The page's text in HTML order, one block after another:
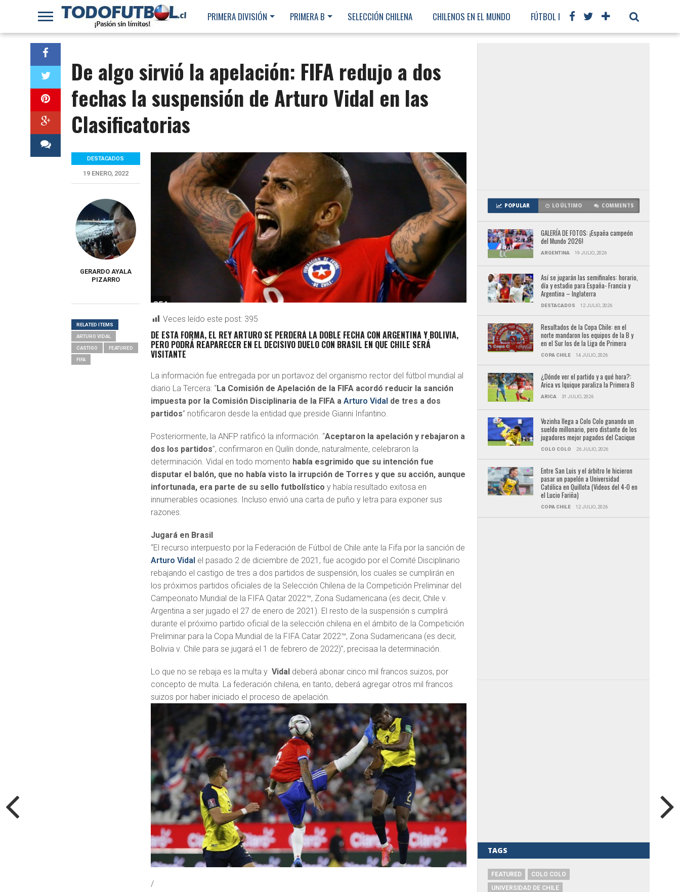
PRIMERA DIVISIÓN PRIMERA B SELECCIÓN CHILENA CHILENOS EN EL MUNDO FÚTBOL INTERNACIONAL
De algo sirvió la apelación: FIFA redujo a dos
fechas la suspensión de Arturo Vidal en las
Clasificatorias
Veces leído este post: 395
DE ESTA FORMA, EL REY ARTURO SE PERDERÁ LA DOBLE FECHA CON ARGENTINA Y BOLIVIA,
PERO PODRÁ REAPARECER EN EL DECISIVO DUELO CON BRASIL EN QUE CHILE SERÁ
VISITANTE
La información fue entregada por un portavoz del organismo rector del fútbol mundial al
diario La Tercera: “La Comisión de Apelación de la FIFA acordó reducir la sanción
impuesta por la Comisión Disciplinaria de la FIFA aArturo Vidal de tres a dos
partidos” notificaron desde la entidad que preside Gianni Infantino.
Posteriormente, la ANFP ratificó la información. “Aceptaron la apelación y rebajaron a
dos los partidos”, confirmaron en Quilín donde, naturalmente, celebraron la
determinación. Vidal en todo momento había esgrimido que su intención fue
disputar el balón, que no había visto la irrupción de Torres y que su acción, aunque
infortunada, era parte de su sello futbolístico y había resultado exitosa en
innumerables ocasiones. Incluso envió una carta de puño y letra para exponer sus
razones.
Jugará en Brasil
“El recurso interpuesto por la Federación de Fútbol de Chile ante la Fifa por la sanción de
Arturo Vidal el pasado 2 de diciembre de 2021, fue acogido por el Comité Disciplinario
rebajando el castigo de tres a dos partidos de suspensión, los cuales se cumplirán en
los próximos partidos oficiales de la Selección Chilena de la Competición Preliminar del
Campeonato Mundial de la FIFA Qatar 2022™️, Zona Sudamericana (es decir, Chile v.
Argentina a ser jugado el 27 de enero de 2021). El resto de la suspensión s cumplirá
durante el próximo partido oficial de la selección chilena en el ámbito de la Competición
Preliminar para la Copa Mundial de la FIFA Catar 2022™️, Zona Sudamericana (es decir,
Bolivia v. Chile para se jugará el 1 de febrero de 2022)”, precisaa la determinación.
Lo que no se rebaja es la multa yVidal deberá abonar cinco mil francos suizos, por
concepto de multa. La federación chilena, en tanto, deberá agregar otros mil francos
suizos por haber iniciado el proceso de apelación.
/
DESTACADOS
19 ENERO, 2022
GERARDO AYALA
PIZARRO
RELATED ITEMS
ARTURO VIDAL
CASTIGO FEATURED
FIFA
POPULAR LO ÚLTIMO COMMENTS
GALERÍA DE FOTOS: ¡España campeón
del Mundo 2026!
ARGENTINA 19 JULIO, 2026
Así se jugarán las semifinales: horario,
día y estadio para España- Francia y
Argentina – Inglaterra
DESTACADOS 12 JULIO, 2026
Resultados de la Copa Chile: en el
norte mandaron los equipos de la B y
en el Sur los de la Liga de Primera
COPA CHILE 14 JULIO, 2026
¿Dónde ver el partido y a qué hora?:
Arica vs Iquique paraliza la Primera B
ARICA 31 JULIO, 2026
Vozinha llega a Colo Colo ganando un
sueldo millonario, pero distante de los
jugadores mejor pagados del Cacique
COLO COLO 26 JULIO, 2026
Entre San Luis y el árbitro le hicieron
pasar un papelón a Universidad
Católica en Quillota (Videos del 4-0 en
el Lucio Fariña)
COPA CHILE 12 JULIO, 2026
TAGS
FEATURED
COLO COLO
UNIVERSIDAD DE CHILE